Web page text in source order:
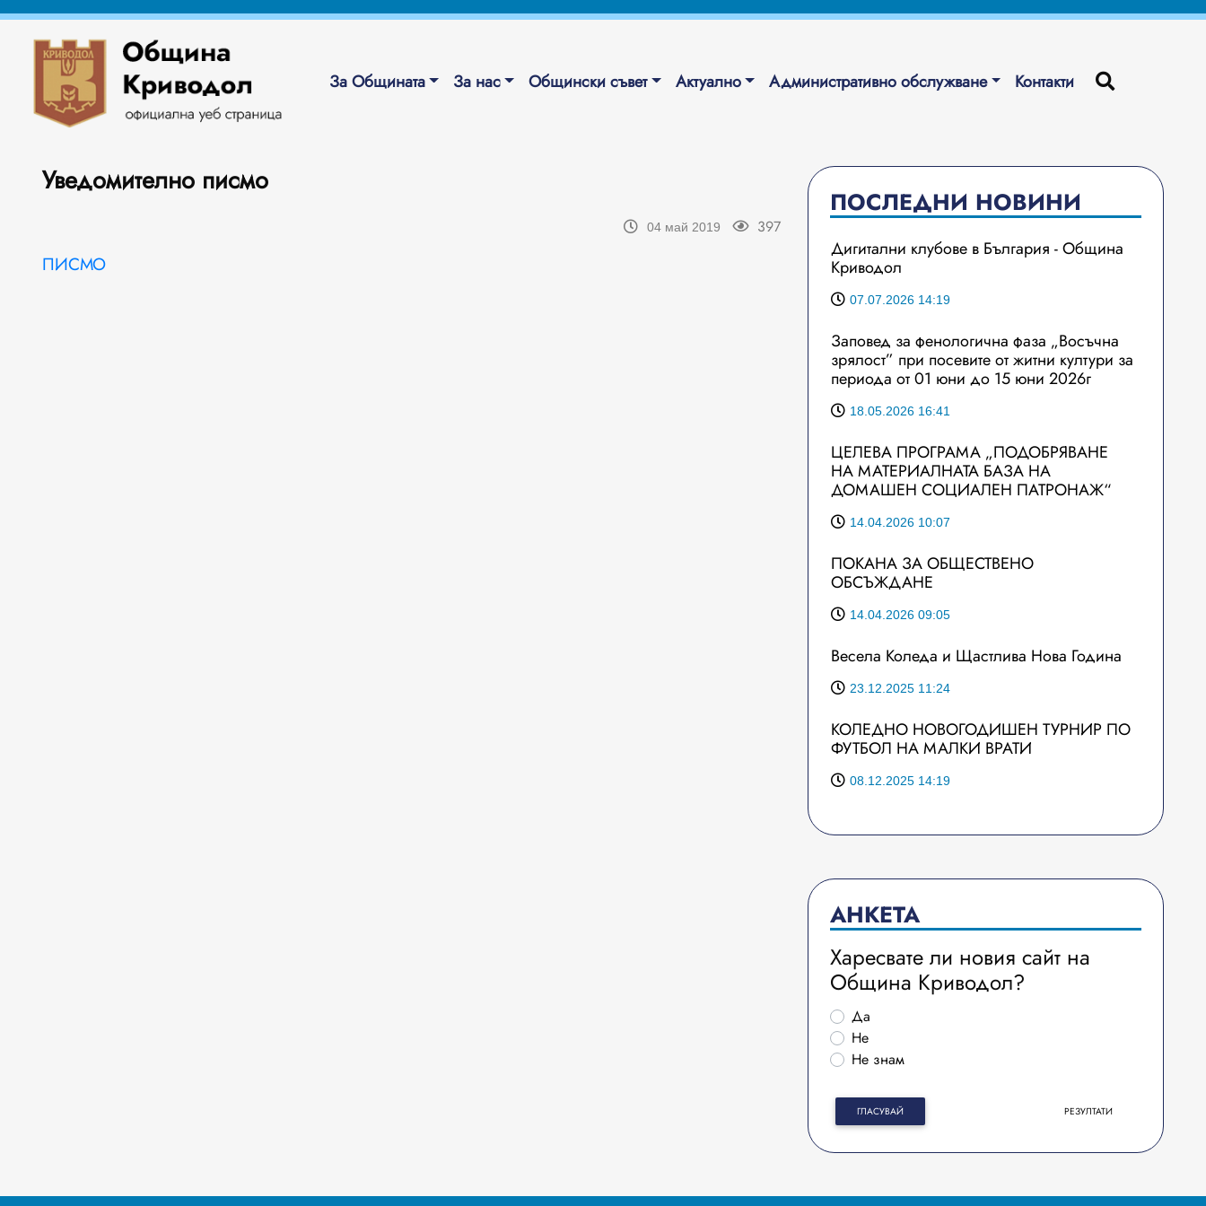
За Общината За нас Общински съвет Актуално Административно обслужване Контакти
Уведомително писмо
04 май 2019 397
ПИСМО
ПОСЛЕДНИ НОВИНИ
Дигитални клубове в България - Община
Криводол
07.07.2026 14:19
Заповед за фенологична фаза „Восъчна
зрялост” при посевите от житни култури за
периода от 01 юни до 15 юни 2026г
18.05.2026 16:41
ЦЕЛЕВА ПРОГРАМА „ПОДОБРЯВАНЕ
НА МАТЕРИАЛНАТА БАЗА НА
ДОМАШЕН СОЦИАЛЕН ПАТРОНАЖ“
14.04.2026 10:07
ПОКАНА ЗА ОБЩЕСТВЕНО
ОБСЪЖДАНЕ
14.04.2026 09:05
Весела Коледа и Щастлива Нова Година
23.12.2025 11:24
КОЛЕДНО НОВОГОДИШЕН ТУРНИР ПО
ФУТБОЛ НА МАЛКИ ВРАТИ
08.12.2025 14:19
АНКЕТА
Харесвате ли новия сайт на
Община Криводол?
Да
Не
Не знам
ГЛАСУВАЙ РЕЗУЛТАТИ